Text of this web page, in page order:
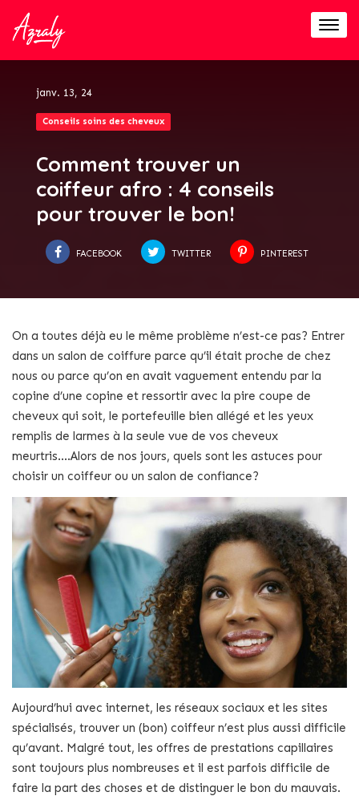
janv. 13, 24
Conseils soins des cheveux
Comment trouver un
coiffeur afro : 4 conseils
pour trouver le bon!
FACEBOOK TWITTER PINTEREST
On a toutes déjà eu le même problème n’est-ce pas? Entrer
dans un salon de coiffure parce qu’il était proche de chez
nous ou parce qu’on en avait vaguement entendu par la
copine d’une copine et ressortir avec la pire coupe de
cheveux qui soit, le portefeuille bien allégé et les yeux
remplis de larmes à la seule vue de vos cheveux
meurtris....Alors de nos jours, quels sont les astuces pour
choisir un coiffeur ou un salon de confiance?
Aujourd’hui avec internet, les réseaux sociaux et les sites
spécialisés, trouver un (bon) coiffeur n’est plus aussi difficile
qu’avant. Malgré tout, les offres de prestations capillaires
sont toujours plus nombreuses et il est parfois difficile de
faire la part des choses et de distinguer le bon du mauvais.